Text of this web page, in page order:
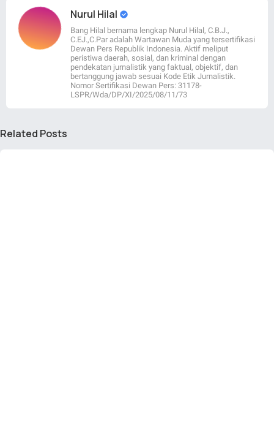
Nurul Hilal
Bang Hilal bernama lengkap Nurul Hilal, C.B.J.,
C.EJ.,C.Par adalah Wartawan Muda yang tersertifikasi
Dewan Pers Republik Indonesia. Aktif meliput
peristiwa daerah, sosial, dan kriminal dengan
pendekatan jurnalistik yang faktual, objektif, dan
bertanggung jawab sesuai Kode Etik Jurnalistik.
Nomor Sertifikasi Dewan Pers: 31178-
LSPR/Wda/DP/XI/2025/08/11/73
Related Posts